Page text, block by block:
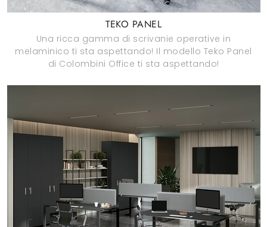
TEKO PANEL
Una ricca gamma di scrivanie operative in
melaminico ti sta aspettando! Il modello Teko Panel
di Colombini Office ti sta aspettando!